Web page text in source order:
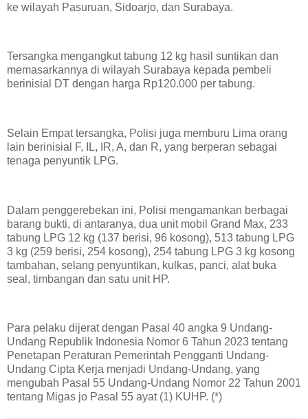
ke wilayah Pasuruan, Sidoarjo, dan Surabaya.
Tersangka mengangkut tabung 12 kg hasil suntikan dan
memasarkannya di wilayah Surabaya kepada pembeli
berinisial DT dengan harga Rp120.000 per tabung.
Selain Empat tersangka, Polisi juga memburu Lima orang
lain berinisial F, IL, IR, A, dan R, yang berperan sebagai
tenaga penyuntik LPG.
Dalam penggerebekan ini, Polisi mengamankan berbagai
barang bukti, di antaranya, dua unit mobil Grand Max, 233
tabung LPG 12 kg (137 berisi, 96 kosong), 513 tabung LPG
3 kg (259 berisi, 254 kosong), 254 tabung LPG 3 kg kosong
tambahan, selang penyuntikan, kulkas, panci, alat buka
seal, timbangan dan satu unit HP.
Para pelaku dijerat dengan Pasal 40 angka 9 Undang-
Undang Republik Indonesia Nomor 6 Tahun 2023 tentang
Penetapan Peraturan Pemerintah Pengganti Undang-
Undang Cipta Kerja menjadi Undang-Undang, yang
mengubah Pasal 55 Undang-Undang Nomor 22 Tahun 2001
tentang Migas jo Pasal 55 ayat (1) KUHP. (*)